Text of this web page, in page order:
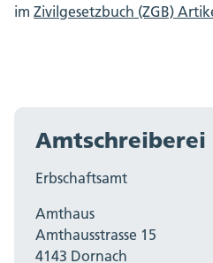
im Zivilgesetzbuch (ZGB)
Amtschreiberei
Erbschaftsamt
Amthaus
Amthausstrasse 15
4143 Dornach